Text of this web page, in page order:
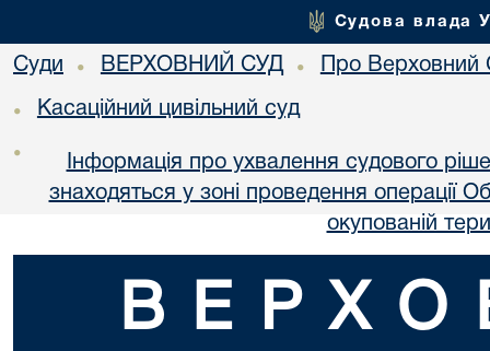
Судова влада
Суди • ВЕРХОВНИЙ СУД • Про Верховний
• Касаційний цивільний суд
•
Інформація про ухвалення судового
знаходяться у зоні проведення операції
окупованій